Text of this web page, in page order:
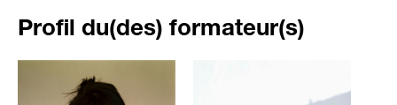
Profil du(des) formateur(s)